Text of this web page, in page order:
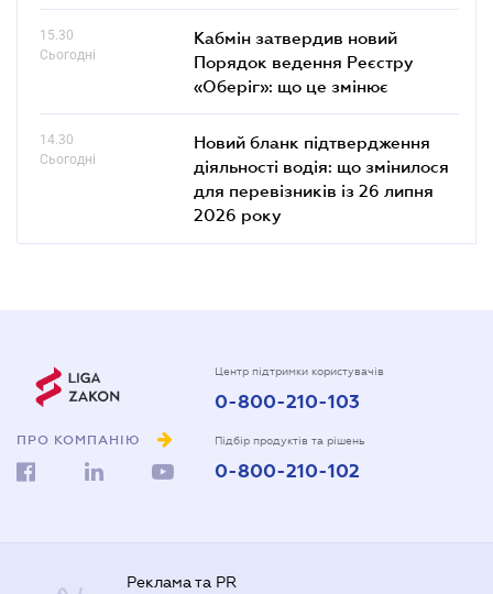
15.30
Сьогодні
Кабмін затвердив новий
Порядок ведення Реєстру
«Оберіг»: що це змінює
14.30
Сьогодні
Новий бланк підтвердження
діяльності водія: що змінилося
для перевізників із 26 липня
2026 року
ПРО КОМПАНІЮ
Центр підтримки користувачів
0-800-210-103
Підбір продуктів та рішень
0-800-210-102
Реклама та PR